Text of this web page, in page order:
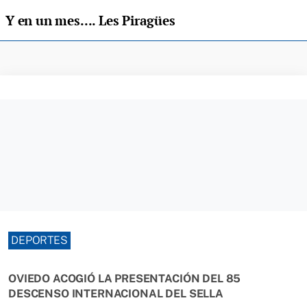
Y en un mes.... Les Piragües
DEPORTES
OVIEDO ACOGIÓ LA PRESENTACIÓN DEL 85
DESCENSO INTERNACIONAL DEL SELLA